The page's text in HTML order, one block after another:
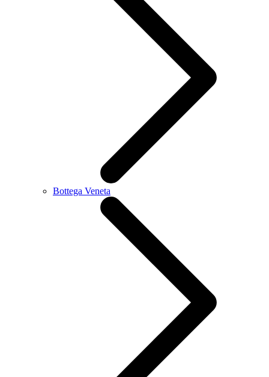
Bottega Veneta